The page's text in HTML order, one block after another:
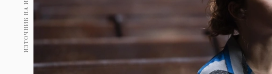
ПОСЛЕДВАЙТЕ
НИ